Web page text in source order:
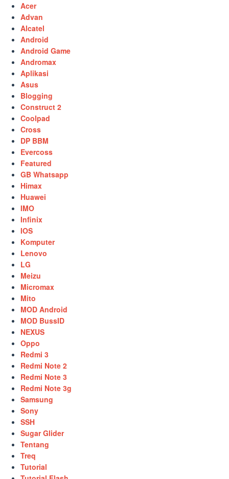
Acer
Advan
Alcatel
Android
Android Game
Andromax
Aplikasi
Asus
Blogging
Construct 2
Coolpad
Cross
DP BBM
Evercoss
Featured
GB Whatsapp
Himax
Huawei
IMO
Infinix
IOS
Komputer
Lenovo
LG
Meizu
Micromax
Mito
MOD Android
MOD BussID
NEXUS
Oppo
Redmi 3
Redmi Note 2
Redmi Note 3
Redmi Note 3g
Samsung
Sony
SSH
Sugar Glider
Tentang
Treq
Tutorial